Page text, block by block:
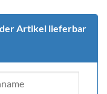
der Artikel lieferbar